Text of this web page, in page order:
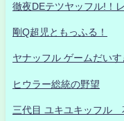
徹夜DEテツヤッフル!！
剛Q超児ともっふる！
ヤナッフル ゲームだい
ヒウラー総統の野望
三代目 ユキユキッフル